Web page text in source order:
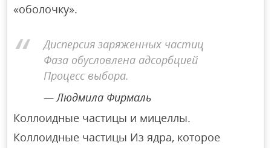
«оболочку».
Дисперсия заряженных частиц
Фаза обусловлена ​​адсорбцией
Процесс выбора.
Людмила Фирмаль
Коллоидные частицы и мицеллы.
Коллоидные частицы Из ядра, которое